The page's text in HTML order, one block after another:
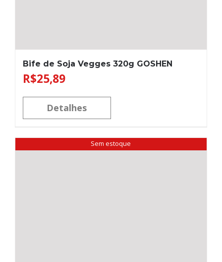
Bife de Soja Vegges 320g GOSHEN
R$25,89
Detalhes
Sem estoque